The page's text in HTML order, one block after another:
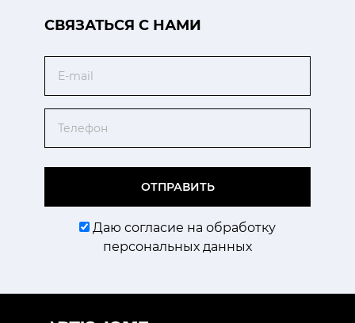
CВЯЗАТЬСЯ С НАМИ
ОТПРАВИТЬ
Даю согласие на обработку
персональных данных